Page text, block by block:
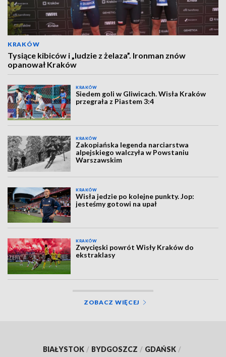
KRAKÓW
Tysiące kibiców i „ludzie z żelaza”. Ironman znów
opanował Kraków
KRAKÓW
Siedem goli w Gliwicach. Wisła Kraków
przegrała z Piastem 3:4
KRAKÓW
Zakopiańska legenda narciarstwa
alpejskiego walczyła w Powstaniu
Warszawskim
KRAKÓW
Wisła jedzie po kolejne punkty. Jop:
jesteśmy gotowi na upał
KRAKÓW
Zwycięski powrót Wisły Kraków do
ekstraklasy
ZOBACZ WIĘCEJ
BIAŁYSTOK / BYDGOSZCZ / GDAŃSK /